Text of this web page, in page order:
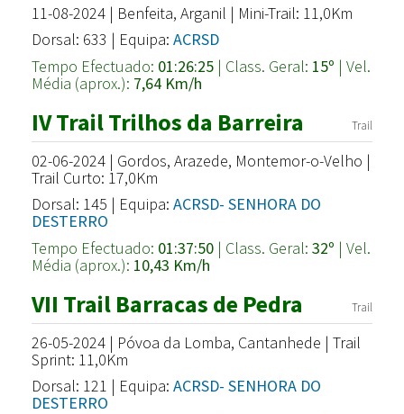
11-08-2024 | Benfeita, Arganil | Mini-Trail: 11,0Km
Dorsal: 633 | Equipa: ACRSD
Tempo Efectuado: 01:26:25 | Class. Geral: 15º | Vel.
Média (aprox.): 7,64 Km/h
IV Trail Trilhos da Barreira Trail
02-06-2024 | Gordos, Arazede, Montemor-o-Velho |
Trail Curto: 17,0Km
Dorsal: 145 | Equipa: ACRSD- SENHORA DO
DESTERRO
Tempo Efectuado: 01:37:50 | Class. Geral: 32º | Vel.
Média (aprox.): 10,43 Km/h
VII Trail Barracas de Pedra Trail
26-05-2024 | Póvoa da Lomba, Cantanhede | Trail
Sprint: 11,0Km
Dorsal: 121 | Equipa: ACRSD- SENHORA DO
DESTERRO